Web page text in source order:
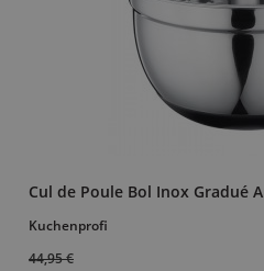
Cul de Poule Bol Inox Gradué
Kuchenprofi
44,95 €